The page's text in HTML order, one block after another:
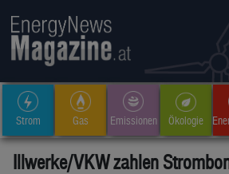
Strom Gas Emissionen Ökologie
Illwerke/VKW zahlen